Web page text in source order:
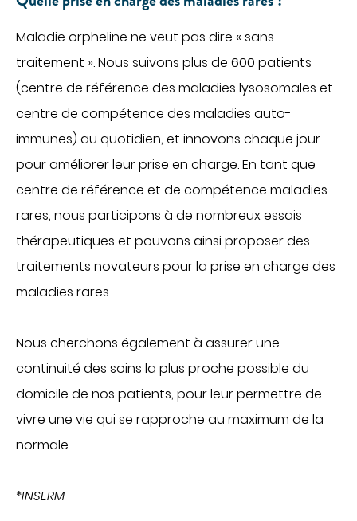
PARCOURS DE SOINS COORDONNÉS
Incontinence et prolapsus
SOINS PAR ZONE DU CORPS
Appareil digestif
Appareil urinaire
Gynécologie
Maladie orpheline ne veut pas dire « sans
traitement ». Nous suivons plus de 600 patients
(centre de référence des maladies lysosomales et
centre de compétence des maladies auto-
immunes) au quotidien, et innovons chaque jour
pour améliorer leur prise en charge. En tant que
centre de référence et de compétence maladies
rares, nous participons à de nombreux essais
thérapeutiques et pouvons ainsi proposer des
traitements novateurs pour la prise en charge des
maladies rares.
Nous cherchons également à assurer une
continuité des soins la plus proche possible du
domicile de nos patients, pour leur permettre de
vivre une vie qui se rapproche au maximum de la
normale.
*INSERM